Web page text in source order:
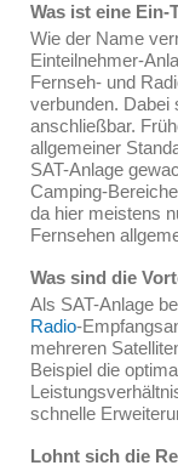
Was ist eine Ein-
Wie der Name
Einteilnehmer-
Fernseh- und
verbunden. Dabei
anschließbar.
allgemeiner
SAT-Anlage
Camping-
da hier meistens
Fernsehen
Was sind die
Als SAT-Anlage
Radio-
mehreren
Beispiel die
schnelle
Lohnt sich die